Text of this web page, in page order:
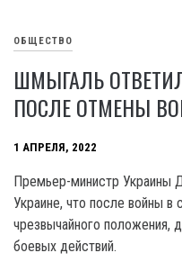
ОБЩЕСТВО
ШМЫГАЛЬ
ПОСЛЕ ОТМЕНЫ
1 АПРЕЛЯ, 2022
Премьер-министр Украины
Украине, что после войны
чрезвычайного положения,
боевых действий.